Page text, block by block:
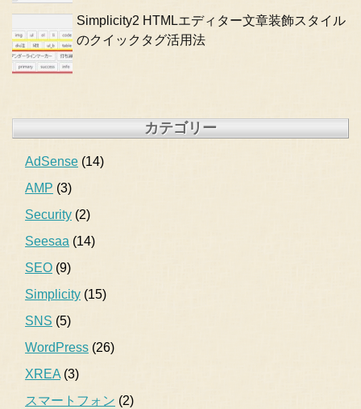
Simplicity2 HTMLエディター文章装飾スタイル
のクイックタグ活用法
カテゴリー
AdSense (14)
AMP (3)
Security (2)
Seesaa (14)
SEO (9)
Simplicity (15)
SNS (5)
WordPress (26)
XREA(3)
スマートフォン (2)